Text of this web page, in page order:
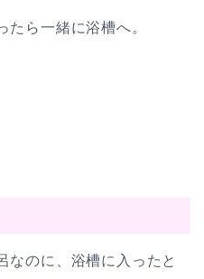
たら一緒に浴槽へ。
なのに、浴槽に入ったと